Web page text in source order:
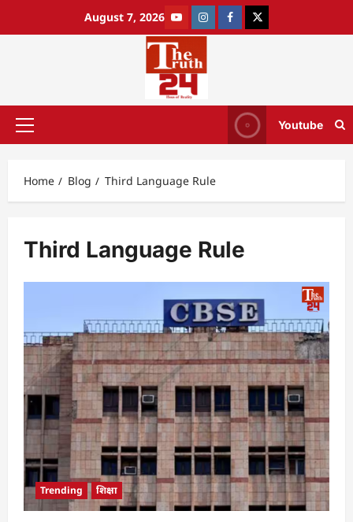
August 7, 2026
Youtube
Home Blog Third Language Rule
Third Language Rule
Trending शिक्षा